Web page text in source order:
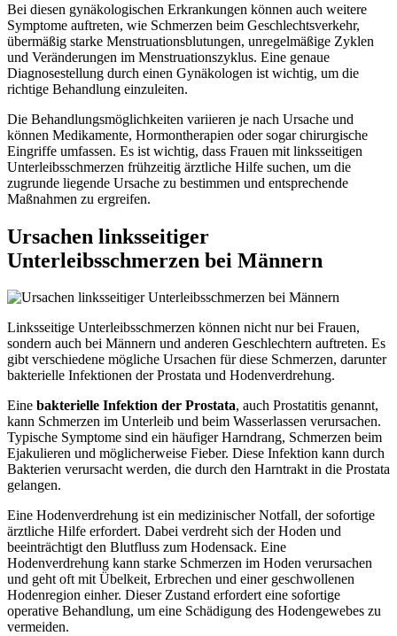
Bei diesen gynäkologischen Erkrankungen können auch weitere
Symptome auftreten, wie Schmerzen beim Geschlechtsverkehr,
übermäßig starke Menstruationsblutungen, unregelmäßige Zyklen
und Veränderungen im Menstruationszyklus. Eine genaue
Diagnosestellung durch einen Gynäkologen ist wichtig, um die
richtige Behandlung einzuleiten.
Die Behandlungsmöglichkeiten variieren je nach Ursache und
können Medikamente, Hormontherapien oder sogar chirurgische
Eingriffe umfassen. Es ist wichtig, dass Frauen mit linksseitigen
Unterleibsschmerzen frühzeitig ärztliche Hilfe suchen, um die
zugrunde liegende Ursache zu bestimmen und entsprechende
Maßnahmen zu ergreifen.
Ursachen linksseitiger
Unterleibsschmerzen bei Männern
Linksseitige Unterleibsschmerzen können nicht nur bei Frauen,
sondern auch bei Männern und anderen Geschlechtern auftreten. Es
gibt verschiedene mögliche Ursachen für diese Schmerzen, darunter
bakterielle Infektionen der Prostata und Hodenverdrehung.
Eine bakterielle Infektion der Prostata, auch Prostatitis genannt,
kann Schmerzen im Unterleib und beim Wasserlassen verursachen.
Typische Symptome sind ein häufiger Harndrang, Schmerzen beim
Ejakulieren und möglicherweise Fieber. Diese Infektion kann durch
Bakterien verursacht werden, die durch den Harntrakt in die Prostata
gelangen.
Eine Hodenverdrehung ist ein medizinischer Notfall, der sofortige
ärztliche Hilfe erfordert. Dabei verdreht sich der Hoden und
beeinträchtigt den Blutfluss zum Hodensack. Eine
Hodenverdrehung kann starke Schmerzen im Hoden verursachen
und geht oft mit Übelkeit, Erbrechen und einer geschwollenen
Hodenregion einher. Dieser Zustand erfordert eine sofortige
operative Behandlung, um eine Schädigung des Hodengewebes zu
vermeiden.